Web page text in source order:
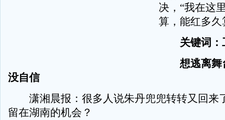
决，“我在这
算，能红多久
关键词：
想逃离舞
没自信
潇湘晨报：很多人说朱丹兜兜转转又回来
留在湖南的机会？